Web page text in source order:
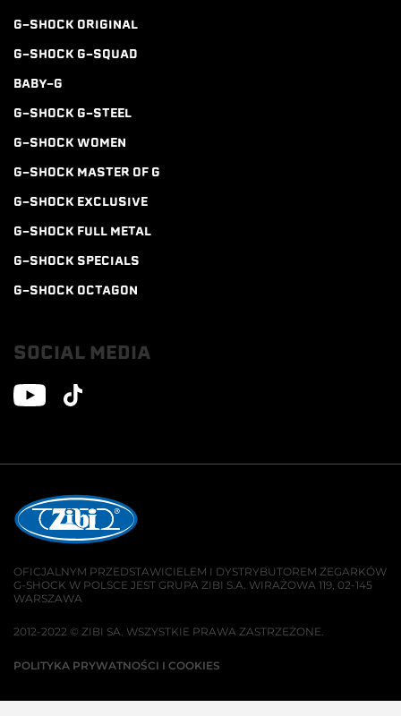
G-SHOCK ORIGINAL
G-SHOCK G-SQUAD
BABY-G
G-SHOCK G-STEEL
G-SHOCK WOMEN
G-SHOCK MASTER OF G
G-SHOCK EXCLUSIVE
G-SHOCK FULL METAL
G-SHOCK SPECIALS
G-SHOCK OCTAGON
SOCIAL MEDIA
OFICJALNYM PRZEDSTAWICIELEM I DYSTRYBUTOREM ZEGARKÓW
G-SHOCK W POLSCE JEST GRUPA ZIBI S.A. WIRAŻOWA 119, 02-145
WARSZAWA
2012-2022 © ZIBI SA. WSZYSTKIE PRAWA ZASTRZEŻONE.
POLITYKA PRYWATNOŚCI I COOKIES